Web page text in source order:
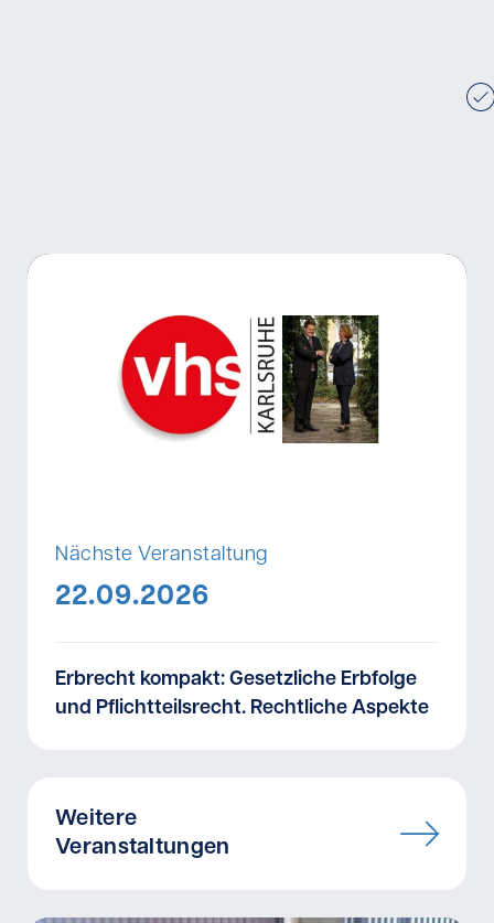
Nächste Veranstaltung
22.09.2026
Erbrecht kompakt: Gesetzliche Erbfolge
und Pflichtteilsrecht. Rechtliche Aspekte
Weitere
Veranstaltungen